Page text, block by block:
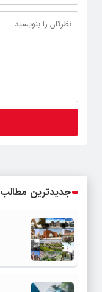
جدیدترین مطالب